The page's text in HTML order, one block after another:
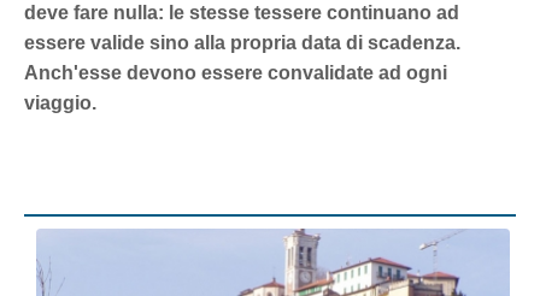
deve fare nulla: le stesse tessere continuano ad
essere valide sino alla propria data di scadenza.
Anch'esse devono essere convalidate ad ogni
viaggio.